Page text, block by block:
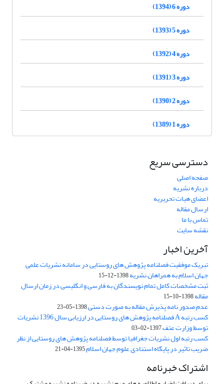
دوره 6 (1394)
دوره 5 (1393)
دوره 4 (1392)
دوره 3 (1391)
دوره 2 (1390)
دوره 1 (1389)
دسترسی سریع
صفحه اصلی
درباره نشریه
اعضای هیات تحریریه
ارسال مقاله
تماس با ما
نقشه سایت
آخرین اخبار
تبریک موفقیت فصلنامه پژوهش های روستایی در سامانه نشریات علمی
جهان اسلام به همراهان نشریه1398-12-15
ثبت مشخصات کامل تمام نویسندگان به فارسی و انگلیسی در زمان ارسال
مقاله1398-10-15
عدم صدور نامه پذیرش مقاله به صورت دستی1398-05-23
کسب رتبه A فصلنامه پژوهش های روستایی در ارزیابی سال 1396 نشریات
توسط وزارت عتف1397-02-03
کسب رتبه اول نشریات جغرافیا توسط فصلنامه پژوهش های روستایی از نظر
ضریب تاثیر در پایگاه استنادی علوم جهان اسلام1395-04-21
اشتراک خبرنامه